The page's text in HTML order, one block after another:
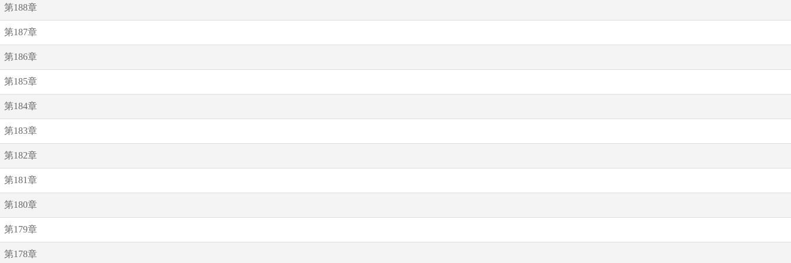
第188章
第187章
第186章
第185章
第184章
第183章
第182章
第181章
第180章
第179章
第178章